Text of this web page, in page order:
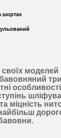
шортах
моделей
та міцність